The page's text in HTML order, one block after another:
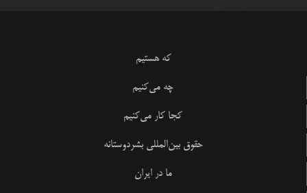
که هستیم
چه می‌کنیم
کجا کار می‌کنیم
حقوق بین‌المللی بشردوستانه
ما در ایران